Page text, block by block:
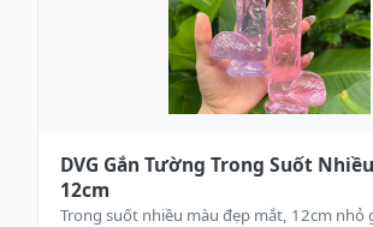
DVG Gắn Tường Trong Suốt
12cm
Trong suốt nhiều màu đẹp mắt, 12cm nhỏ